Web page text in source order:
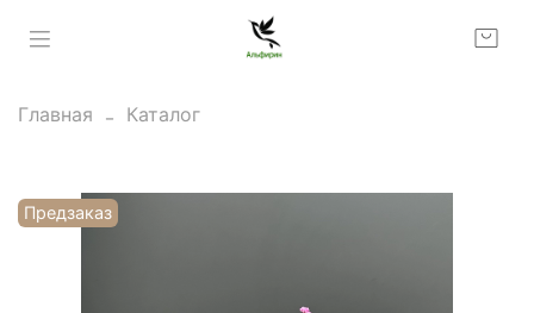
Главная Каталог
Предзаказ